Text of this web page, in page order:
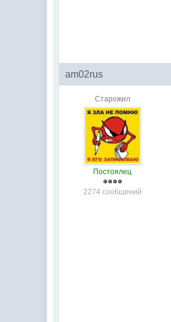
am02rus
Старожил
Постоялец
2274 сообщений